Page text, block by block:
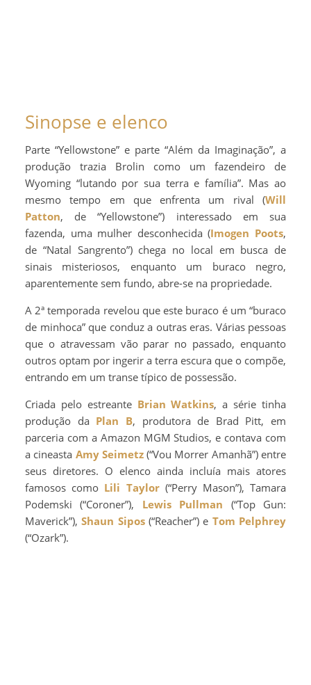
Sinopse e elenco
Parte “Yellowstone” e parte “Além da Imaginação”, a
produção trazia Brolin como um fazendeiro de
Wyoming “lutando por sua terra e família”. Mas ao
mesmo tempo em que enfrenta um rival (Will
Patton, de “Yellowstone”) interessado em sua
fazenda, uma mulher desconhecida (Imogen Poots,
de “Natal Sangrento”) chega no local em busca de
sinais misteriosos, enquanto um buraco negro,
aparentemente sem fundo, abre-se na propriedade.
A 2ª temporada revelou que este buraco é um “buraco
de minhoca” que conduz a outras eras. Várias pessoas
que o atravessam vão parar no passado, enquanto
outros optam por ingerir a terra escura que o compõe,
entrando em um transe típico de possessão.
Criada pelo estreante Brian Watkins, a série tinha
produção da Plan B, produtora de Brad Pitt, em
parceria com a Amazon MGM Studios, e contava com
a cineasta Amy Seimetz(“Vou Morrer Amanhã”) entre
seus diretores. O elenco ainda incluía mais atores
famosos como Lili Taylor(“Perry Mason”), Tamara
Podemski (“Coroner”), Lewis Pullman (“Top Gun:
Maverick”),Shaun Sipos(“Reacher”) e Tom Pelphrey
(“Ozark”).